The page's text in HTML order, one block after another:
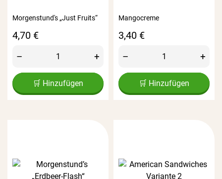
Morgenstund's „Just Fruits“
Preis
4,70 €
– +
🛒 Hinzufügen
Mangocreme
Preis
3,40 €
– +
🛒 Hinzufügen